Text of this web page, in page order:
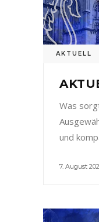
AKTUELL
Was
und
7. August